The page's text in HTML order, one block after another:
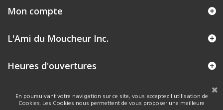
Mon compte
L'Ami du Moucheur Inc.
Heures d'ouvertures
En poursuivant votre navigation sur ce site, vous acceptez l'utilisation de
Cookies. Les Cookies nous permettent de vous proposer une meilleure